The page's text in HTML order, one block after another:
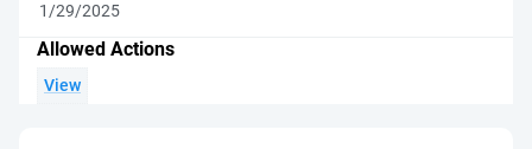
1/29/2025
Allowed Actions
View